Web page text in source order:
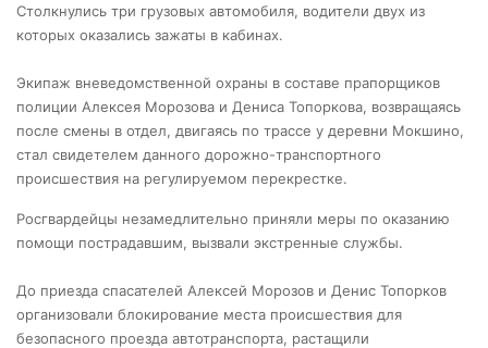
Столкнулись три грузовых автомобиля, водители двух из
которых оказались зажаты в кабинах.
Экипаж вневедомственной охраны в составе прапорщиков
полиции Алексея Морозова и Дениса Топоркова, возвращаясь
после смены в отдел, двигаясь по трассе у деревни Мокшино,
стал свидетелем данного дорожно-транспортного
происшествия на регулируемом перекрестке.
Росгвардейцы незамедлительно приняли меры по оказанию
помощи пострадавшим, вызвали экстренные службы.
До приезда спасателей Алексей Морозов и Денис Топорков
организовали блокирование места происшествия для
безопасного проезда автотранспорта, растащили